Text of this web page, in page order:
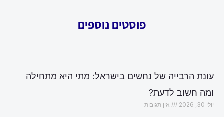
פוסטים נוספים
עונת הרבייה של נחשים בישראל: מתי היא מתחילה
ומה חשוב לדעת?
יולי 30, 2026 אין תגובות